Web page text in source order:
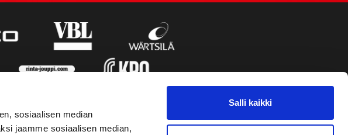
sosiaalisen median
jaamme sosiaalisen median,
Salli kaikki